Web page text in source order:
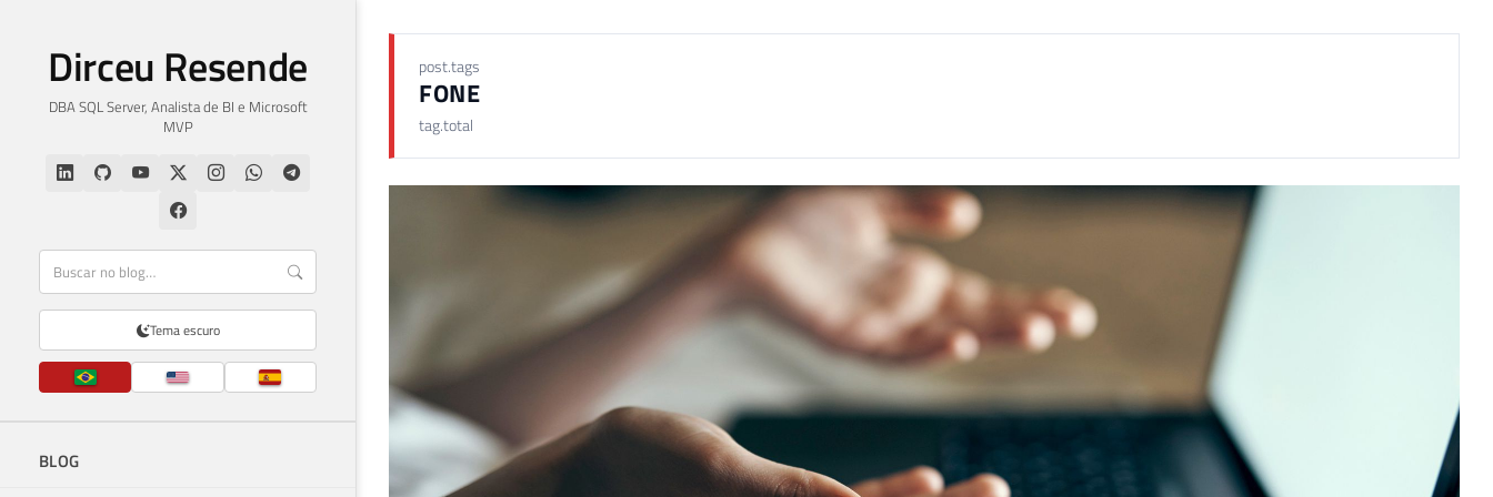
Dirceu Resende
DBA SQL Server, Analista de BI e Microsoft
MVP
Tema escuro
BLOG
post.tags
FONE
tag.total